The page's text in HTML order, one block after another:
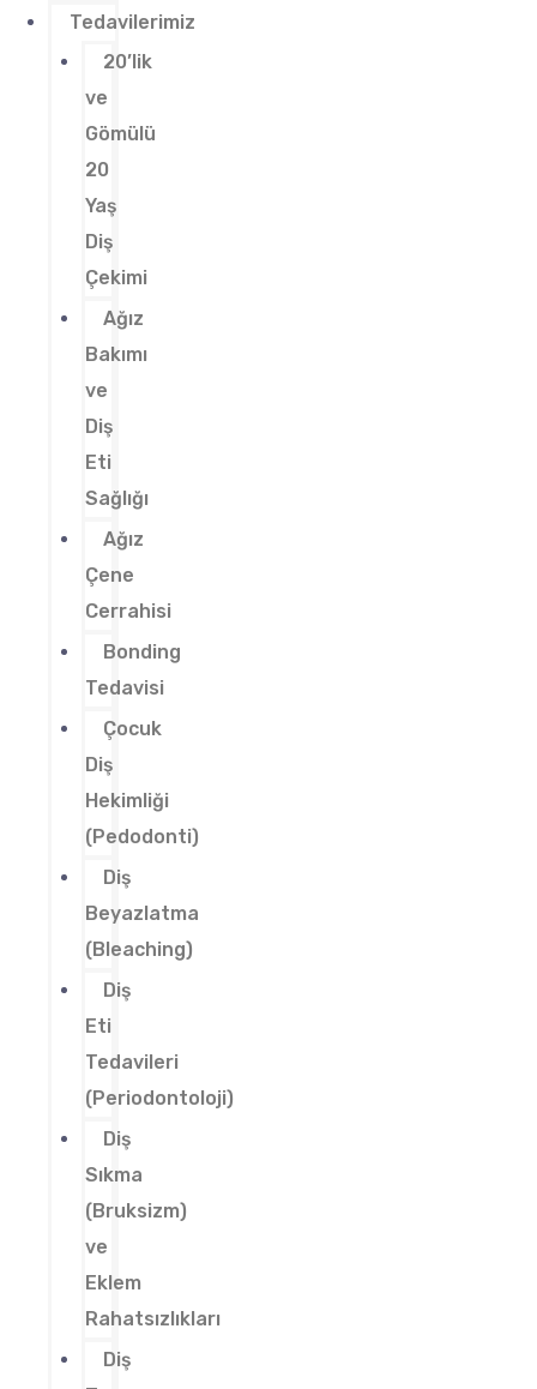
Tedavilerimiz
20’lik
ve
Gömülü
20
Yaş
Diş
Çekimi
Ağız
Bakımı
ve
Diş
Eti
Sağlığı
Ağız
Çene
Cerrahisi
Bonding
Tedavisi
Çocuk
Diş
Hekimliği
(Pedodonti)
Diş
Beyazlatma
(Bleaching)
Diş
Eti
Tedavileri
(Periodontoloji)
Diş
Sıkma
(Bruksizm)
ve
Eklem
Rahatsızlıkları
Diş